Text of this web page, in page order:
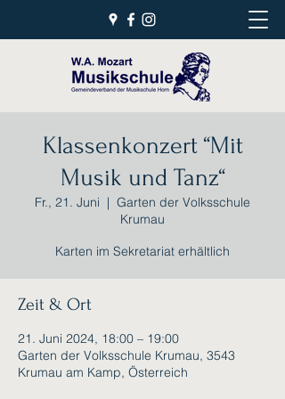
Klassenkonzert “Mit
Musik und Tanz“
Fr., 21. Juni
  |
Garten der Volksschule
Krumau
Karten im Sekretariat erhältlich
Zeit & Ort
21. Juni 2024, 18:00 – 19:00
Garten der Volksschule Krumau, 3543
Krumau am Kamp, Österreich